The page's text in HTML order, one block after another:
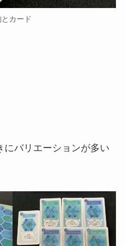
カード
にバリエーションが多い